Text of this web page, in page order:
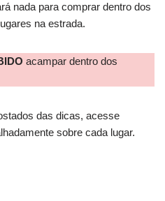
nada para comprar dentro dos
na estrada.
acampar dentro dos
das dicas, acesse
sobre cada lugar.